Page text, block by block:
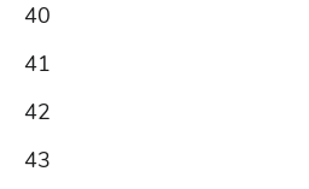
40
41
42
43